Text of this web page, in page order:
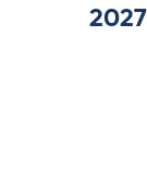
2027